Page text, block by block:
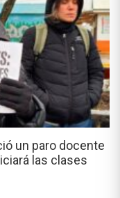
un paro docente
las clases